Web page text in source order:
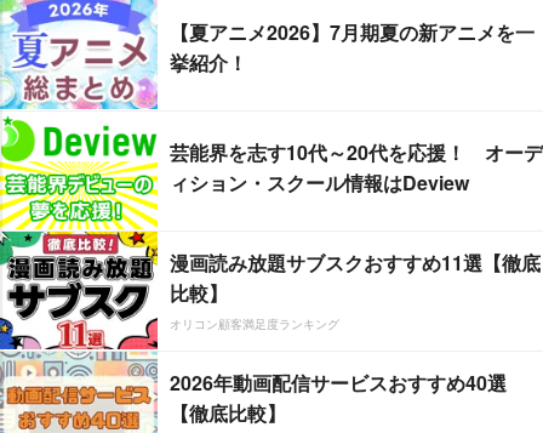
【夏アニメ2026】7月期夏の新アニメを一
挙紹介！
芸能界を志す10代～20代を応援！ オーデ
ィション・スクール情報はDeview
漫画読み放題サブスクおすすめ11選【徹底
比較】
オリコン顧客満足度ランキング
2026年動画配信サービスおすすめ40選
【徹底比較】